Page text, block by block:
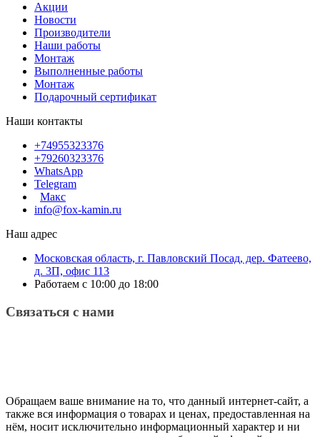
Акции
Новости
Производители
Наши работы
Монтаж
Выполненные работы
Монтаж
Подарочный сертификат
Наши контакты
+74955323376
+79260323376
WhatsApp
Telegram
Макс
info@fox-kamin.ru
Наш адрес
Московская область, г. Павловский Посад, дер. Фатеево,
д. 3П, офис 113
Работаем с 10:00 до 18:00
Связаться с нами
Обращаем ваше внимание на то, что данный интернет-сайт, а
также вся информация о товарах и ценах, предоставленная на
нём, носит исключительно информационный характер и ни